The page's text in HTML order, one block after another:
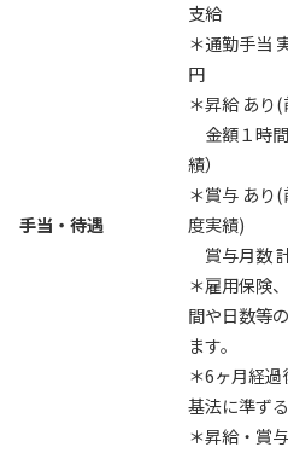
手当・待遇
支給
＊通勤手当
円
＊昇給 あり
金額１時
績）
＊賞与 あり
度実績)
賞与月数
＊雇用保険
間や日数等
ます。
＊6ヶ月経
基法に準ずる
＊昇給・賞